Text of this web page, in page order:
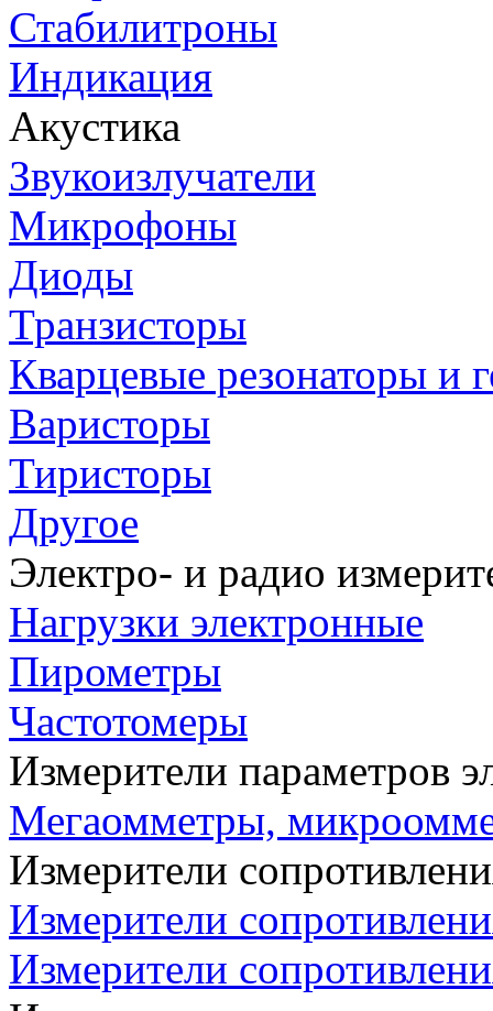
Стабилитроны
Индикация
Акустика
Звукоизлучатели
Микрофоны
Диоды
Транзисторы
Кварцевые резонаторы и
Варисторы
Тиристоры
Другое
Электро- и радио
Нагрузки электронные
Пирометры
Частотомеры
Измерители параметров
Мегаомметры,
Измерители
Измерители
Измерители